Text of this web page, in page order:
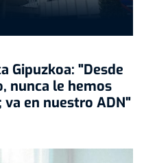
Gipuzkoa: "Desde
nunca le hemos
en nuestro ADN"